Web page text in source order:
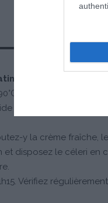
de céleri (peut être
(Th.6-7).
d’une mandoline ou
y la crème fraîche,
et disposez le céleri en
Vérifiez